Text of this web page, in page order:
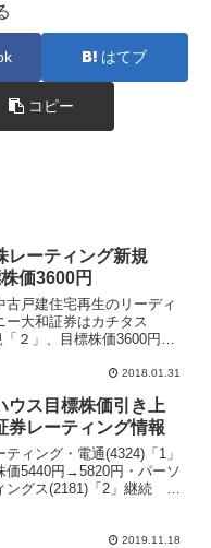
はてブ
コピー
レーティング新規
株価3600円
古戸建住宅再生のリーディ
ー大和証券はカチタス
２」、目標株価3600円で
Ｏカチタスへ、アナリスト
る。...
2018.01.31
ウス目標株価引き上
券レーティング情報
ィング・電通(4324)「1」
5440円→5820円・パーソ
ングス(2181)「2」継続 目
2019.11.18